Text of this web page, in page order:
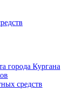
города Кургана
средств